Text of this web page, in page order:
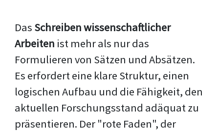
Das Schreiben wissenschaftlicher
Arbeiten ist mehr als nur das
Formulieren von Sätzen und Absätzen.
Es erfordert eine klare Struktur, einen
logischen Aufbau und die Fähigkeit, den
aktuellen Forschungsstand adäquat zu
präsentieren. Der "rote Faden", der